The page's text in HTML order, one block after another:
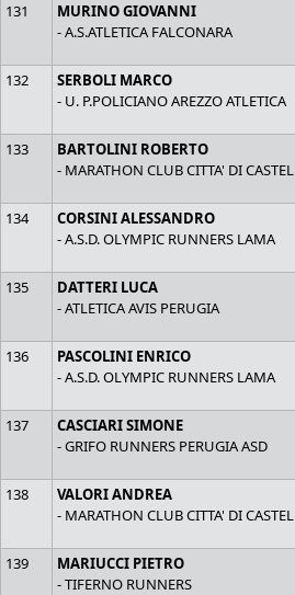
131
MURINO GIOVANNI
- A.S.ATLETICA FALCONARA
132
SERBOLI MARCO
- U. P.POLICIANO AREZZO ATLETICA
133
BARTOLINI ROBERTO
- MARATHON CLUB CITTA' DI CASTEL
134
CORSINI ALESSANDRO
- A.S.D. OLYMPIC RUNNERS LAMA
135
DATTERI LUCA
- ATLETICA AVIS PERUGIA
136
PASCOLINI ENRICO
- A.S.D. OLYMPIC RUNNERS LAMA
137
CASCIARI SIMONE
- GRIFO RUNNERS PERUGIA ASD
138
VALORI ANDREA
- MARATHON CLUB CITTA' DI CASTEL
139
MARIUCCI PIETRO
- TIFERNO RUNNERS